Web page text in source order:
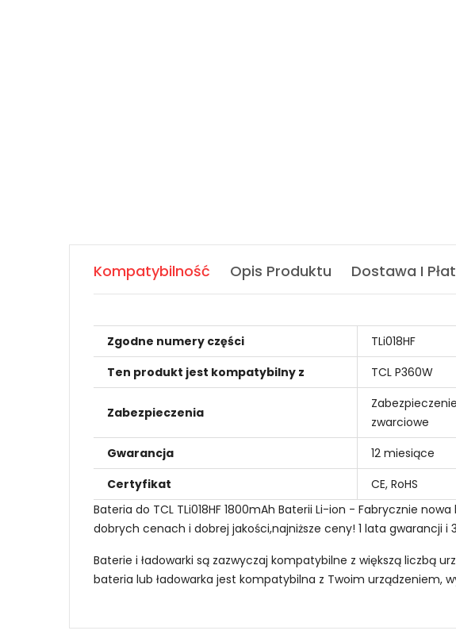
Kompatybilność Opis Produktu Dostawa I
Zgodne numery części
TLi018HF
Ten produkt jest kompatybilny z
TCL P360W
Zabezpieczenia
zwarciowe
Gwarancja
12 miesiące
Certyfikat
CE, RoHS
Bateria do TCL TLi018HF 1800mAh Baterii Li-ion - Fabrycznie
dobrych cenach i dobrej jakości,najniższe ceny! 1 lata gwarancji
Baterie i ładowarki są zazwyczaj kompatybilne z większą liczbą
bateria lub ładowarka jest kompatybilna z Twoim urządzeniem,